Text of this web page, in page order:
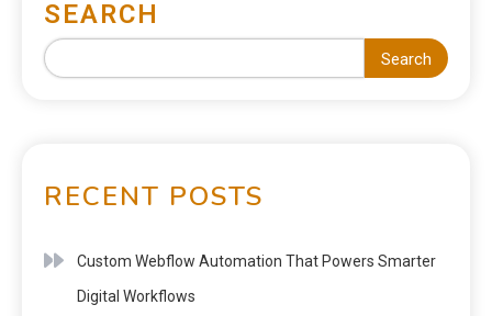
SEARCH
Search
RECENT POSTS
Custom Webflow Automation That Powers Smarter
Digital Workflows